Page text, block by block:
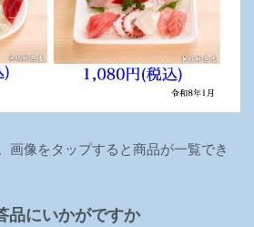
画像をタップすると商品が一覧でき
品にいかがですか